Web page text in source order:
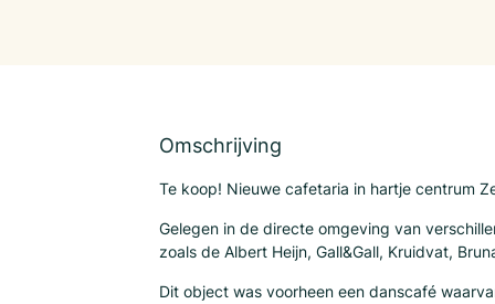
Omschrijving
Te koop! Nieuwe cafetaria in hartje centrum
Gelegen in de directe omgeving van
zoals de Albert Heijn, Gall&Gall, Kruidvat,
Dit object was voorheen een danscafé